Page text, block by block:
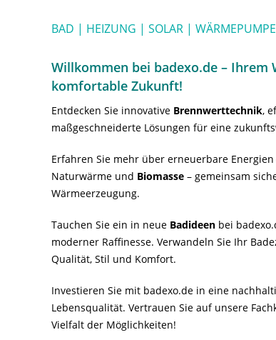
BAD | HEIZUNG | SOLAR |
Willkommen bei badexo.de – Ihrem
komfortable Zukunft!
Entdecken Sie innovative Brennwerttechnik,
maßgeschneiderte Lösungen für eine
Erfahren Sie mehr über erneuerbare
Naturwärme und Biomasse – gemeinsam
Wärmeerzeugung.
Tauchen Sie ein in neue Badideen bei
moderner Raffinesse. Verwandeln Sie Ihr
Qualität, Stil und Komfort.
Investieren Sie mit badexo.de in eine
Lebensqualität. Vertrauen Sie auf unsere
Vielfalt der Möglichkeiten!